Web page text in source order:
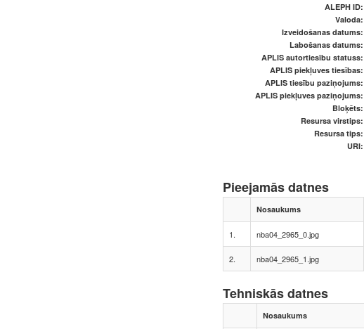
ALEPH ID:
Valoda:
Izveidošanas datums:
Labošanas datums:
APLIS autortiesību statuss:
APLIS piekļuves tiesības:
APLIS tiesību paziņojums:
APLIS piekļuves paziņojums:
Bloķēts:
Resursa virstips:
Resursa tips:
URI:
Pieejamās datnes
Nosaukums
1. nba04_2965_0.jpg
2. nba04_2965_1.jpg
Tehniskās datnes
Nosaukums